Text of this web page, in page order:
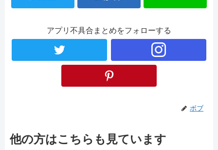
アプリ不具合まとめをフォローする
ボブ
他の方はこちらも見ています